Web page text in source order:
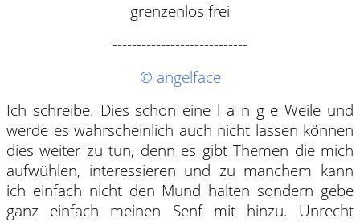
grenzenlos frei
----------------------------
© angelface
Ich schreibe. Dies schon eine l a n g e Weile und
werde es wahrscheinlich auch nicht lassen können
dies weiter zu tun, denn es gibt Themen die mich
aufwühlen, interessieren und zu manchem kann
ich einfach nicht den Mund halten sondern gebe
ganz einfach meinen Senf mit hinzu. Unrecht